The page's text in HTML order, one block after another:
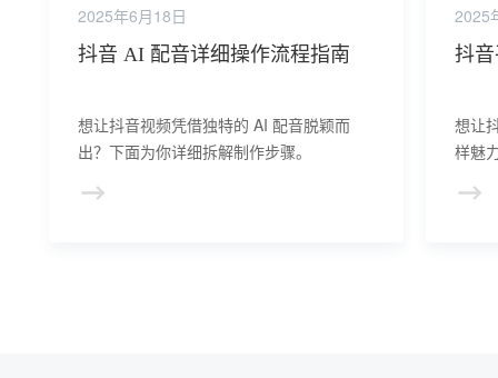
2025年6月18日
抖音 AI 配音详细操作流程指南
想让抖音视频凭借独特的 AI 配音脱颖而
出？下面为你详细拆解制作步骤。
2025
抖
想让
样魅